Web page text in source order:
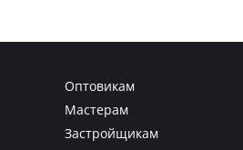
Оптовикам
Мастерам
Застройщикам